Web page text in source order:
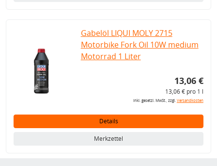
Gabelöl LIQUI MOLY 2715
Motorbike Fork Oil 10W medium
Motorrad 1 Liter
13,06 €
13,06 € pro 1 l
inkl. gesetzl. MwSt., zzgl.Versandkosten
Details
Merkzettel